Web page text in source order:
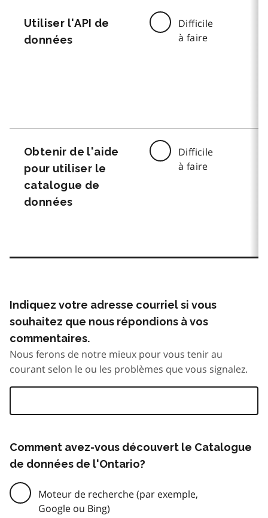
Utiliser l'API de
données
Difficile
à faire
Obtenir de l'aide
pour utiliser le
catalogue de
données
Difficile
à faire
Indiquez votre adresse courriel si vous
souhaitez que nous répondions à vos
commentaires.
Nous ferons de notre mieux pour vous tenir au
courant selon le ou les problèmes que vous signalez.
Comment avez-vous découvert le Catalogue
de données de l'Ontario?
Moteur de recherche (par exemple,
Google ou Bing)